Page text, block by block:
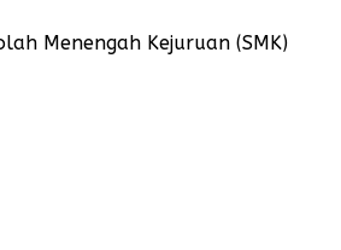
Menengah Kejuruan (SMK)